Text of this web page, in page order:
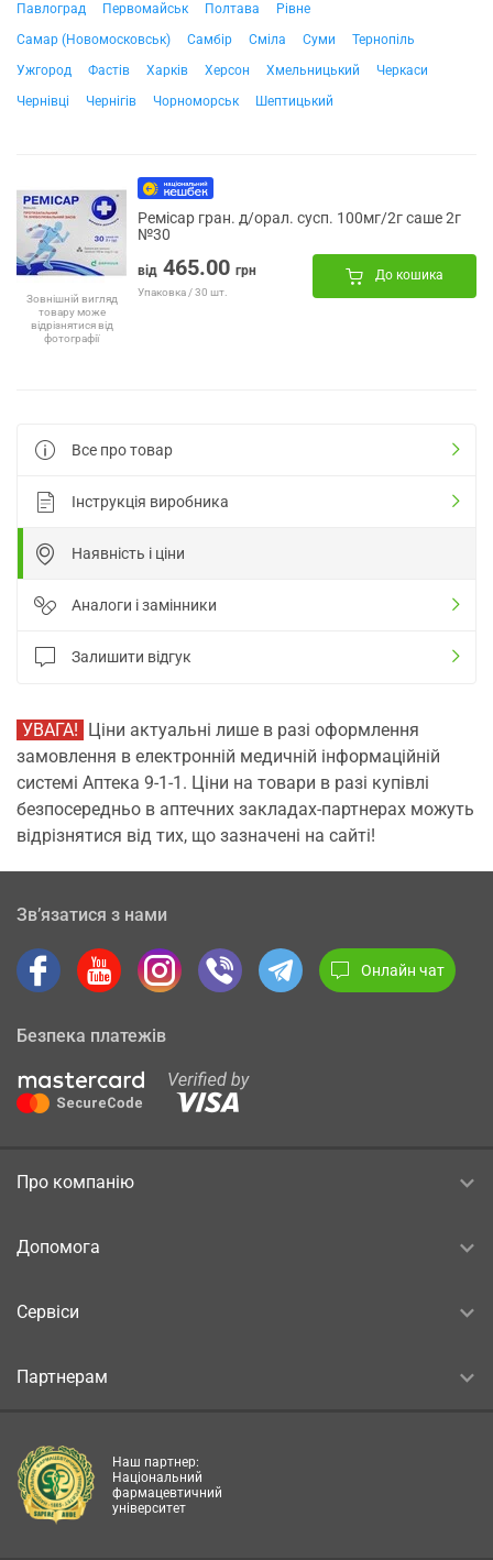
Павлоград
Первомайськ Полтава
Рівне
Самар (Новомосковськ)
Самбір Сміла Суми
Тернопіль
Ужгород
Фастів Харків Херсон Хмельницький
Черкаси
Чернівці
Чернігів Чорноморськ Шептицький
Зовнішній вигляд
товару може
відрізнятися від
фотографії
Ремісар гран. д/орал. сусп. 100мг/2г саше 2г
№30
від 465.00 грн
Упаковка / 30 шт.
До кошика
Все про товар
Інструкція виробника
Наявність і ціни
Аналоги і замінники
Залишити відгук
УВАГА! Ціни актуальні лише в разі оформлення
замовлення в електронній медичній інформаційній
системі Аптека 9-1-1. Ціни на товари в разі купівлі
безпосередньо в аптечних закладах-партнерах можуть
відрізнятися від тих, що зазначені на сайті!
Зв’язатися з нами
Онлайн чат
Безпека платежів
Про компанію
Допомога
Сервіси
Партнерам
Наш партнер:
Національний
фармацевтичний
університет